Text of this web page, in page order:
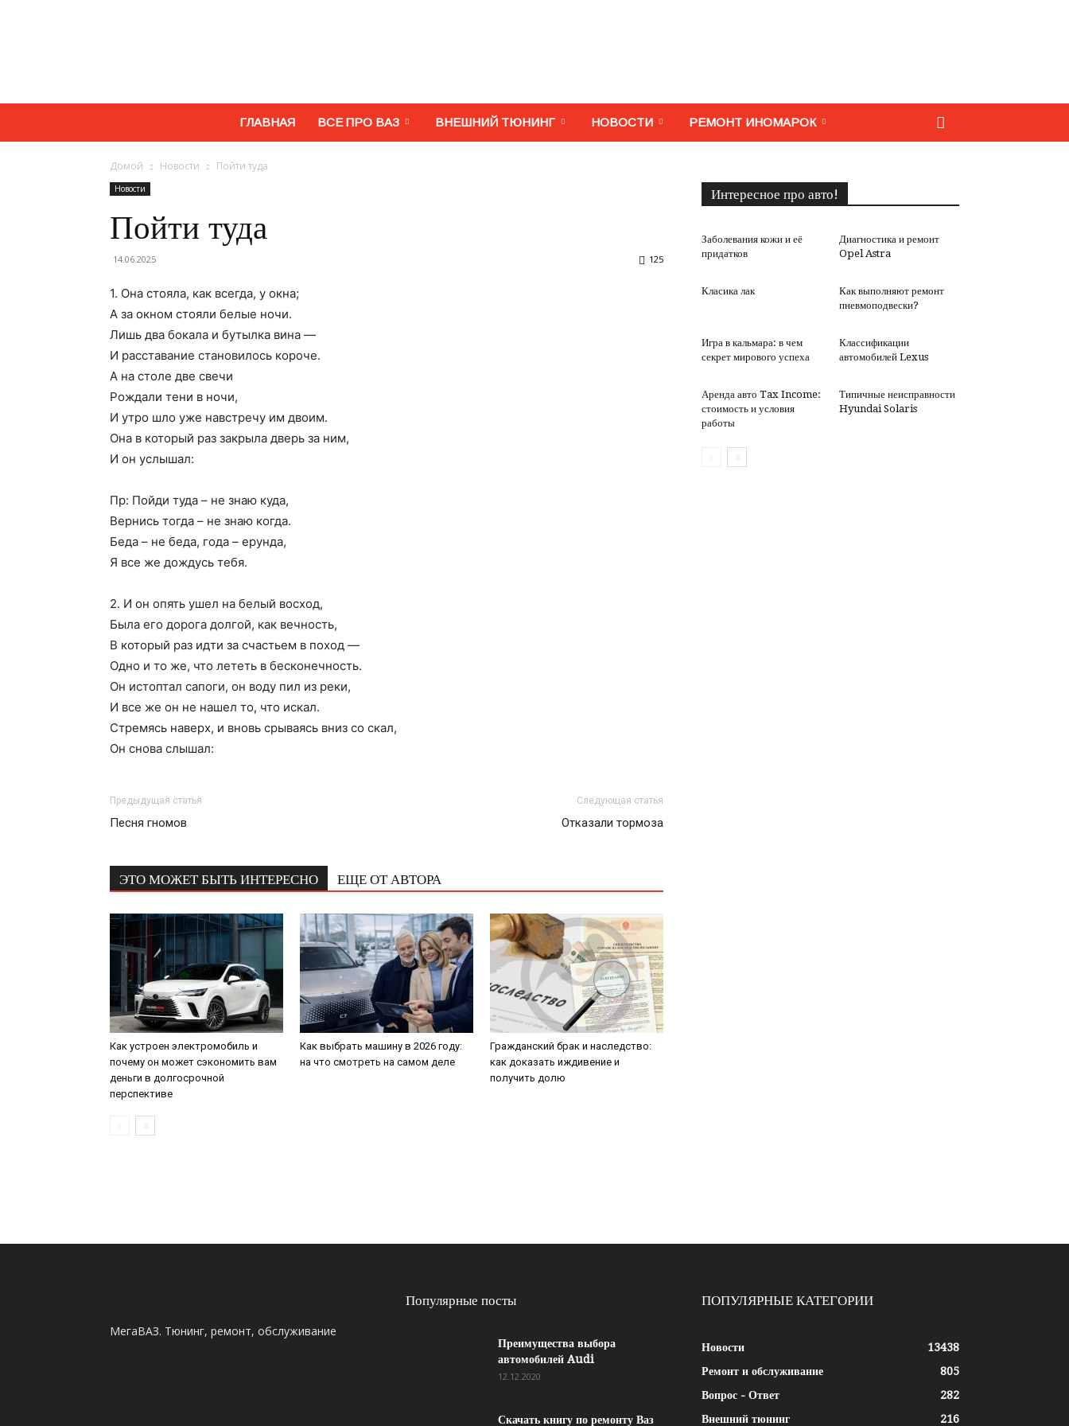
МегаВАЗ.
ГЛАВНАЯ ВСЕ ПРО ВАЗ ВНЕШНИЙ ТЮНИНГ НОВОСТИ РЕМОНТ ИНОМАРОК
Домой Новости Пойти туда
Новости
Пойти туда
14.06.2025 125
1. Она стояла, как всегда, у окна;
А за окном стояли белые ночи.
Лишь два бокала и бутылка вина —
И расставание становилось короче.
А на столе две свечи
Рождали тени в ночи,
И утро шло уже навстречу им двоим.
Она в который раз закрыла дверь за ним,
И он услышал:
Пр: Пойди туда – не знаю куда,
Вернись тогда – не знаю когда.
Беда – не беда, года – ерунда,
Я все же дождусь тебя.
2. И он опять ушел на белый восход,
Была его дорога долгой, как вечность,
В который раз идти за счастьем в поход —
Одно и то же, что лететь в бесконечность.
Он истоптал сапоги, он воду пил из реки,
И все же он не нашел то, что искал.
Стремясь наверх, и вновь срываясь вниз со скал,
Он снова слышал:
Предыдущая статья
Песня гномов
Следующая статья
Отказали тормоза
ЭТО МОЖЕТ БЫТЬ ИНТЕРЕСНО ЕЩЕ ОТ АВТОРА
Как устроен электромобиль и
почему он может сэкономить вам
деньги в долгосрочной
перспективе
Как выбрать машину в 2026 году:
на что смотреть на самом деле
Гражданский брак и наследство:
как доказать иждивение и
получить долю
Интересное про авто!
Заболевания кожи и её
придатков
Диагностика и ремонт
Opel Astra
Класика лак
Как выполняют ремонт
пневмоподвески?
Игра в кальмара: в чем
секрет мирового успеха
Классификации
автомобилей Lexus
Аренда авто Tax Income:
стоимость и условия
работы
Типичные неисправности
Hyundai Solaris
МегаВАЗ. Тюнинг, ремонт, обслуживание
Популярные посты
Преимущества выбора
автомобилей Audi
12.12.2020
Скачать книгу по ремонту Ваз
ПОПУЛЯРНЫЕ КАТЕГОРИИ
Новости
13438
Ремонт и обслуживание
805
Вопрос - Ответ
282
Внешний тюнинг
216